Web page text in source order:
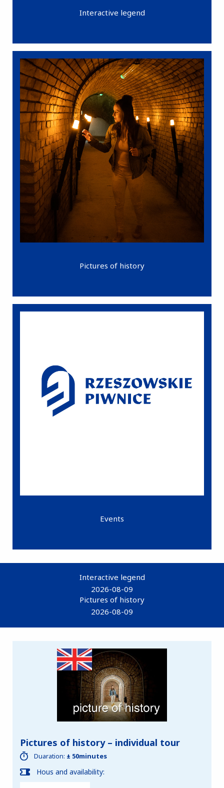
Interactive legend
Pictures of history
Events
Interactive legend
2026-08-09
Pictures of history
2026-08-09
Pictures of history – individual tour
Duaration: ± 50minutes
Hous and availability: